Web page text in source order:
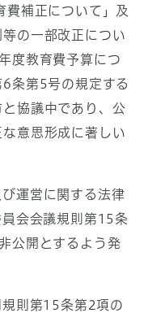
補正について」及
の一部改正につい
度教育費予算につ
条第5号の規定する
協議中であり、公
意思形成に著しい
運営に関する法律
会会議規則第15条
公開とするよう発
則第15条第2項の